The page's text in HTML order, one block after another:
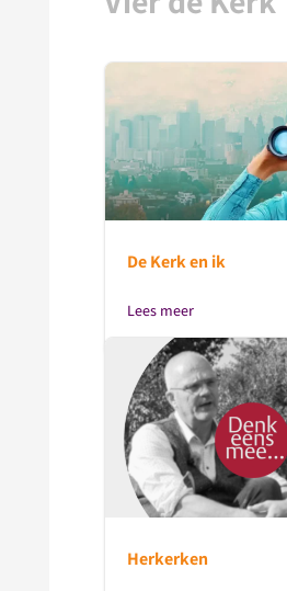
De Kerk en ik
Lees meer
Herkerken